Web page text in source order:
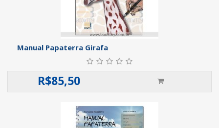
Manual Papaterra Girafa
R$85,50